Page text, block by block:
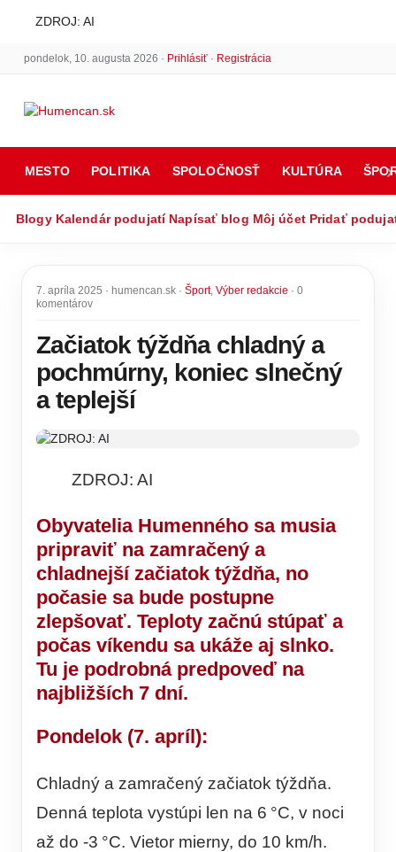
ZDROJ: AI
pondelok, 10. augusta 2026 · Prihlásiť· Registrácia
MESTO POLITIKA SPOLOČNOSŤ KULTÚRA
Blogy Kalendár podujatí Napísať blog Môj účet Pridať
7. apríla 2025 · humencan.sk · Šport, Výber redakcie · 0
komentárov
Začiatok týždňa chladný a
pochmúrny, koniec slnečný
a teplejší
ZDROJ: AI
Obyvatelia Humenného sa musia
pripraviť na zamračený a
chladnejší začiatok týždňa, no
počasie sa bude postupne
zlepšovať. Teploty začnú stúpať a
počas víkendu sa ukáže aj slnko.
Tu je podrobná predpoveď na
najbližších 7 dní.
Pondelok (7. apríl):
Chladný a zamračený začiatok týždňa.
Denná teplota vystúpi len na 6 °C, v noci
až do -3 °C. Vietor mierny, do 10 km/h.